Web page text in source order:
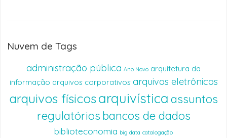
Nuvem de Tags
administração pública Ano Novo arquitetura da
informação arquivos corporativos arquivos eletrônicos
arquivos físicosarquivística assuntos
regulatórios bancos de dados
biblioteconomia big data catalogação